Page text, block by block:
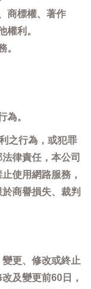
商標權、著作
權利。
。
為。
之行為，或犯罪
律責任，本公司
使用網路服務，
商譽損失、裁判
更、修改或終止
及變更前60日，